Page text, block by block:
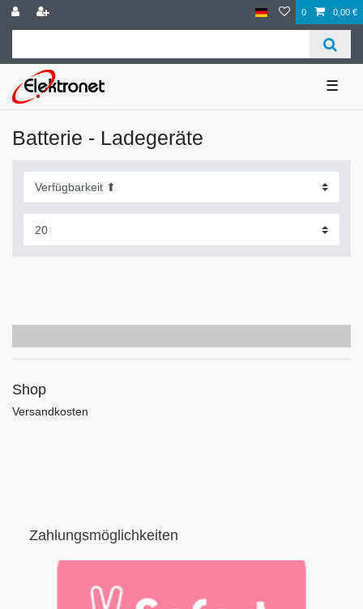
0 0,00 €
☰
Batterie - Ladegeräte
Shop
Versandkosten
Zahlungsmöglichkeiten